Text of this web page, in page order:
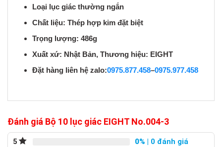
Loại lục giác thường ngắn
Chất liệu: Thép hợp kim đặt biệt
Trọng lượng: 486g
Xuất xứ: Nhật Bản, Thương hiệu: EIGHT
Đặt hàng liên hệ zalo:0975.877.458–0975.977.458
Đánh giá Bộ 10 lục giác EIGHT No.004-3
5 0% | 0 đánh giá